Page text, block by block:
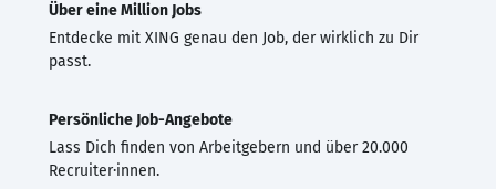
Über eine Million Jobs
Entdecke mit XING genau den Job, der wirklich zu Dir
passt.
Persönliche Job-Angebote
Lass Dich finden von Arbeitgebern und über 20.000
Recruiter·innen.